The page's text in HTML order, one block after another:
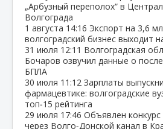
„Арбузный переполох“ в
Волгограда
1 августа 14:16 Экспорт на 3,6
волгоградский бизнес выходит
31 июля 12:11 Волгоградская
Бочаров озвучил данные о
БПЛА
30 июля 11:12 Зарплаты
фармацевтике: волгоградские
топ‑15 рейтинга
29 июля 17:46 Объявлен
через Волго‑Донской канал в